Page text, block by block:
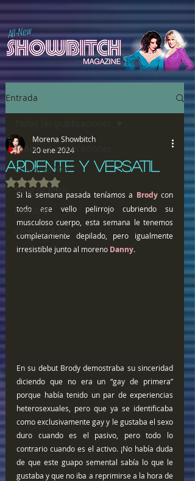
All-New
Entrada
Todas las publicaciones
Chulazos XXX
Song of Bitch
ComiXXX
Comunicados
ARDIENTE Y VERSATIL
Morena Showbitch
20 ene 2024
Obtuvo NaN de 5 estrellas.
Si la semana pasada teníamos a Brody con
todo ese vello pelirrojo cubriendo su
musculoso cuerpo, esta semana le tenemos
completamente depilado, pero igualmente
irresistible junto al moreno Danny.
En su debut Brody demostraba su sinceridad
diciendo que no era un “gay de primera”
porque había tenido un par de experiencias
heterosexuales, pero que ya se identificaba
como exclusivamente gay y le gustaba el sexo
duro cuando es el pasivo, pero todo lo
contrario cuando es el activo. ¡No había duda
de que este guapo semental sabía lo que le
gustaba y que no iba a reprimirse a la hora de